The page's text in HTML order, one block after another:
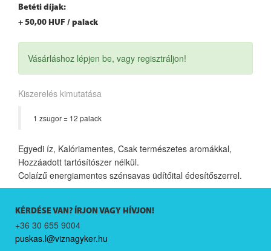
Betéti díjak:
+ 50,00 HUF / palack
Vásárláshoz lépjen be, vagy regisztráljon!
Kiszerelés kimutatása
1 zsugor = 12 palack
Egyedi íz, Kalóriamentes, Csak természetes aromákkal,
Hozzáadott tartósítószer nélkül.
Colaízű energiamentes szénsavas üdítőital édesítőszerrel.
KÉRDÉSE VAN? ÍRJON VAGY HÍVJON!
+36 30 655 9004
puskas.l@viznagyker.hu